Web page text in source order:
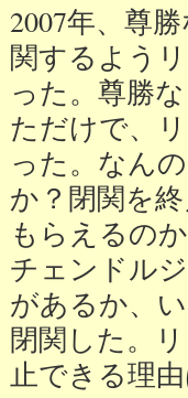
2007年、尊
関するよう
った。尊勝
ただけで、
った。なん
か？閉関を
もらえるの
チェンドル
があるか、
閉関した。
止できる理